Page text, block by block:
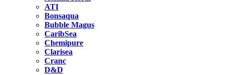
ATI
Bonsaqua
Bubble Magus
CaribSea
Chemipure
Clarisea
Cranc
D&D